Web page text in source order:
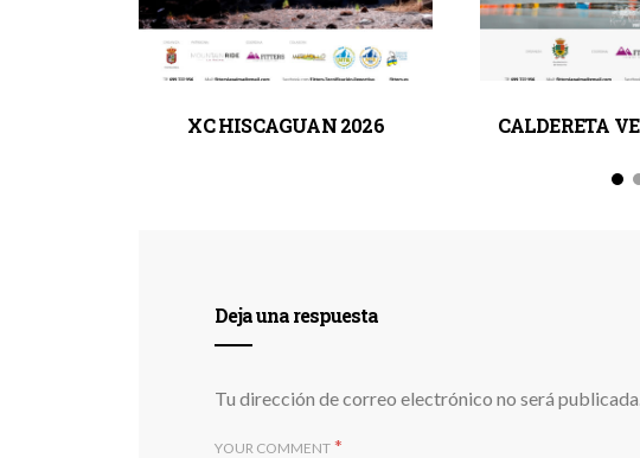
XC HISCAGUAN 2026 CALDERETA
Deja una respuesta
Tu dirección de correo electrónico no será
YOUR COMMENT *